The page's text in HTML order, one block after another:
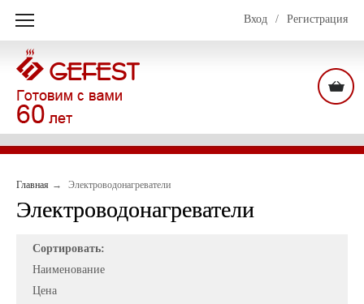
Вход / Регистрация
Главная Электроводонагреватели
Электроводонагреватели
Сортировать:
Наименование
Цена